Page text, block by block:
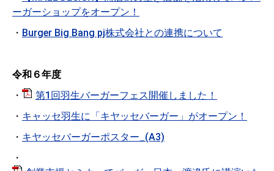
ーガーショップをオープン！
・ Burger Big Bang pj株式会社との連携について
令和６年度
・
第1回羽生バーガーフェス開催しました！
・ キャッセ羽生に「キヤッセバーガー」がオープン！
・ キヤッセバーガーポスター_(A3)
・